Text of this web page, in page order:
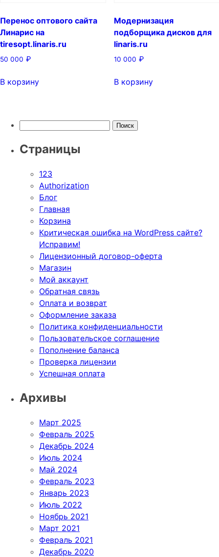
Перенос оптового сайта
Линарис на
tiresopt.linaris.ru
50 000 ₽
В корзину
Модернизация
подборщика дисков для
linaris.ru
10 000 ₽
В корзину
Страницы
123
Authorization
Блог
Главная
Корзина
Критическая ошибка на WordPress сайте?
Исправим!
Лицензионный договор-оферта
Магазин
Мой аккаунт
Обратная связь
Оплата и возврат
Оформление заказа
Политика конфиденциальности
Пользовательское соглашение
Пополнение баланса
Проверка лицензии
Успешная оплата
Архивы
Март 2025
Февраль 2025
Декабрь 2024
Июль 2024
Май 2024
Февраль 2023
Январь 2023
Июль 2022
Ноябрь 2021
Март 2021
Февраль 2021
Декабрь 2020